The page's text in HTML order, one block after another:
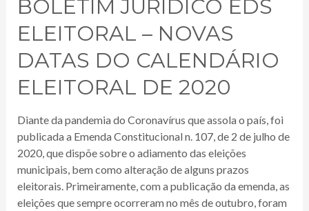
BOLETIM JURÍDICO EDS
ELEITORAL – NOVAS
DATAS DO CALENDÁRIO
ELEITORAL DE 2020
Diante da pandemia do Coronavírus que assola o país, foi
publicada a Emenda Constitucional n. 107, de 2 de julho de
2020, que dispõe sobre o adiamento das eleições
municipais, bem como alteração de alguns prazos
eleitorais. Primeiramente, com a publicação da emenda, as
eleições que sempre ocorreram no mês de outubro, foram